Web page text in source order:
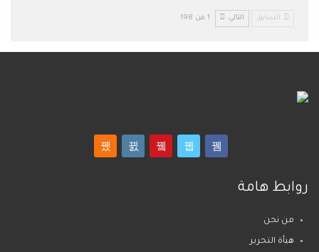
السابق التالي 1 من 198
روابط هامة
من نحن
هيأة التحرير